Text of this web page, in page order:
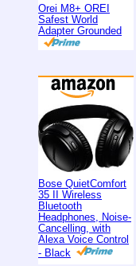
Orei M8+ OREI
Safest World
Adapter Grounded
Bose QuietComfort
35 II Wireless
Bluetooth
Headphones, Noise-
Cancelling, with
Alexa Voice Control
- Black